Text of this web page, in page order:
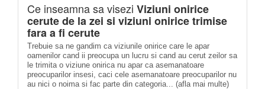
Ce inseamna sa visezi Viziuni onirice
cerute de la zei si viziuni onirice trimise
fara a fi cerute
Trebuie sa ne gandim ca viziunile onirice care le apar
oamenilor cand ii preocupa un lucru si cand au cerut zeilor sa
le trimita o viziune onirica nu apar ca asemanatoare
preocuparilor insesi, caci cele asemanatoare preocuparilor nu
au nici o noima si fac parte din categoria... (afla mai multe)